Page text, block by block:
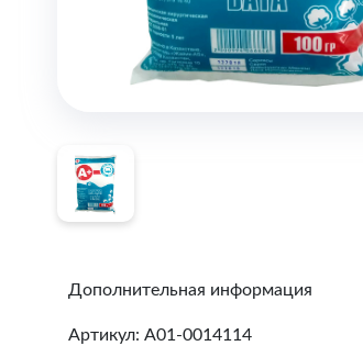
Дополнительная информация
Артикул: A01-0014114